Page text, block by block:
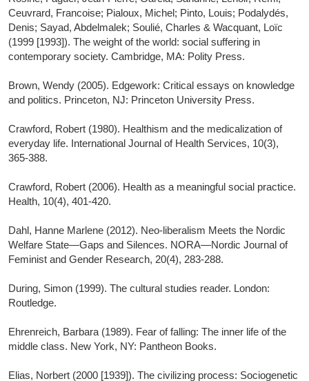
Ceuvrard, Francoise; Pialoux, Michel; Pinto, Louis; Podalydés,
Denis; Sayad, Abdelmalek; Soulié, Charles & Wacquant, Loïc
(1999 [1993]). The weight of the world: social suffering in
contemporary society. Cambridge, MA: Polity Press.
Brown, Wendy (2005). Edgework: Critical essays on knowledge
and politics. Princeton, NJ: Princeton University Press.
Crawford, Robert (1980). Healthism and the medicalization of
everyday life. International Journal of Health Services, 10(3),
365-388.
Crawford, Robert (2006). Health as a meaningful social practice.
Health, 10(4), 401-420.
Dahl, Hanne Marlene (2012). Neo-liberalism Meets the Nordic
Welfare State—Gaps and Silences. NORA—Nordic Journal of
Feminist and Gender Research, 20(4), 283-288.
During, Simon (1999). The cultural studies reader. London:
Routledge.
Ehrenreich, Barbara (1989). Fear of falling: The inner life of the
middle class. New York, NY: Pantheon Books.
Elias, Norbert (2000 [1939]). The civilizing process: Sociogenetic